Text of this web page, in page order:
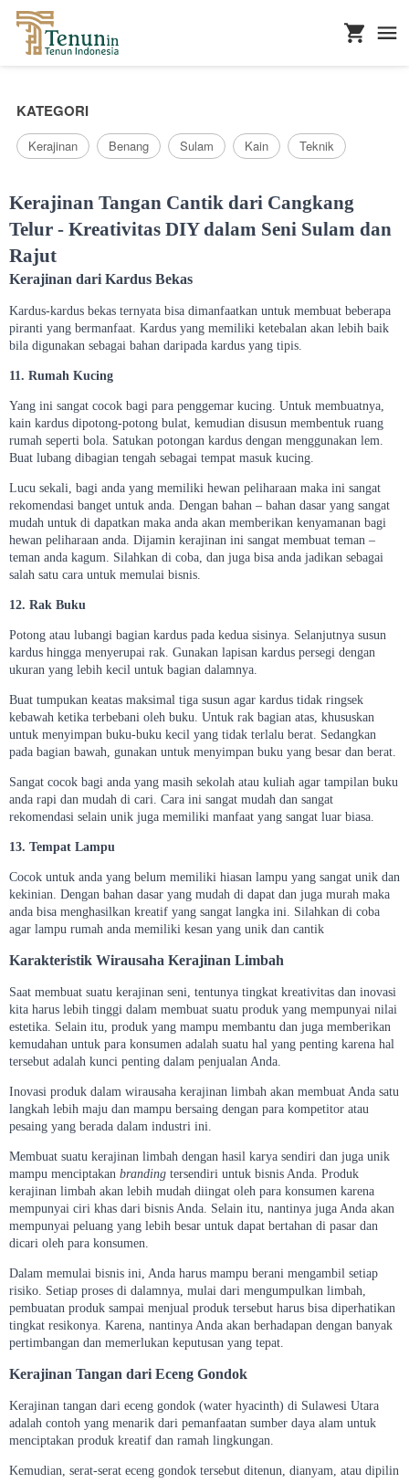
KATEGORI
Kerajinan Benang Sulam Kain Teknik
Kerajinan Tangan Cantik dari Cangkang
Telur - Kreativitas DIY dalam Seni Sulam dan
Rajut
Kerajinan dari Kardus Bekas
Kardus-kardus bekas ternyata bisa dimanfaatkan untuk membuat beberapa
piranti yang bermanfaat. Kardus yang memiliki ketebalan akan lebih baik
bila digunakan sebagai bahan daripada kardus yang tipis.
11. Rumah Kucing
Yang ini sangat cocok bagi para penggemar kucing. Untuk membuatnya,
kain kardus dipotong-potong bulat, kemudian disusun membentuk ruang
rumah seperti bola. Satukan potongan kardus dengan menggunakan lem.
Buat lubang dibagian tengah sebagai tempat masuk kucing.
Lucu sekali, bagi anda yang memiliki hewan peliharaan maka ini sangat
rekomendasi banget untuk anda. Dengan bahan – bahan dasar yang sangat
mudah untuk di dapatkan maka anda akan memberikan kenyamanan bagi
hewan peliharaan anda. Dijamin kerajinan ini sangat membuat teman –
teman anda kagum. Silahkan di coba, dan juga bisa anda jadikan sebagai
salah satu cara untuk memulai bisnis.
12. Rak Buku
Potong atau lubangi bagian kardus pada kedua sisinya. Selanjutnya susun
kardus hingga menyerupai rak. Gunakan lapisan kardus persegi dengan
ukuran yang lebih kecil untuk bagian dalamnya.
Buat tumpukan keatas maksimal tiga susun agar kardus tidak ringsek
kebawah ketika terbebani oleh buku. Untuk rak bagian atas, khususkan
untuk menyimpan buku-buku kecil yang tidak terlalu berat. Sedangkan
pada bagian bawah, gunakan untuk menyimpan buku yang besar dan berat.
Sangat cocok bagi anda yang masih sekolah atau kuliah agar tampilan buku
anda rapi dan mudah di cari. Cara ini sangat mudah dan sangat
rekomendasi selain unik juga memiliki manfaat yang sangat luar biasa.
13. Tempat Lampu
Cocok untuk anda yang belum memiliki hiasan lampu yang sangat unik dan
kekinian. Dengan bahan dasar yang mudah di dapat dan juga murah maka
anda bisa menghasilkan kreatif yang sangat langka ini. Silahkan di coba
agar lampu rumah anda memiliki kesan yang unik dan cantik
Karakteristik Wirausaha Kerajinan Limbah
Saat membuat suatu kerajinan seni, tentunya tingkat kreativitas dan inovasi
kita harus lebih tinggi dalam membuat suatu produk yang mempunyai nilai
estetika. Selain itu, produk yang mampu membantu dan juga memberikan
kemudahan untuk para konsumen adalah suatu hal yang penting karena hal
tersebut adalah kunci penting dalam penjualan Anda.
Inovasi produk dalam wirausaha kerajinan limbah akan membuat Anda satu
langkah lebih maju dan mampu bersaing dengan para kompetitor atau
pesaing yang berada dalam industri ini.
Membuat suatu kerajinan limbah dengan hasil karya sendiri dan juga unik
mampu menciptakan branding tersendiri untuk bisnis Anda. Produk
kerajinan limbah akan lebih mudah diingat oleh para konsumen karena
mempunyai ciri khas dari bisnis Anda. Selain itu, nantinya juga Anda akan
mempunyai peluang yang lebih besar untuk dapat bertahan di pasar dan
dicari oleh para konsumen.
Dalam memulai bisnis ini, Anda harus mampu berani mengambil setiap
risiko. Setiap proses di dalamnya, mulai dari mengumpulkan limbah,
pembuatan produk sampai menjual produk tersebut harus bisa diperhatikan
tingkat resikonya. Karena, nantinya Anda akan berhadapan dengan banyak
pertimbangan dan memerlukan keputusan yang tepat.
Kerajinan Tangan dari Eceng Gondok
Kerajinan tangan dari eceng gondok (water hyacinth) di Sulawesi Utara
adalah contoh yang menarik dari pemanfaatan sumber daya alam untuk
menciptakan produk kreatif dan ramah lingkungan.
Kemudian, serat-serat eceng gondok tersebut ditenun, dianyam, atau dipilin